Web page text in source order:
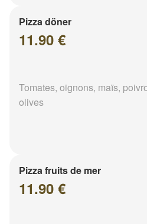
Pizza döner
11.90 €
Tomates, oignons, maïs,
olives
Pizza fruits de mer
11.90 €